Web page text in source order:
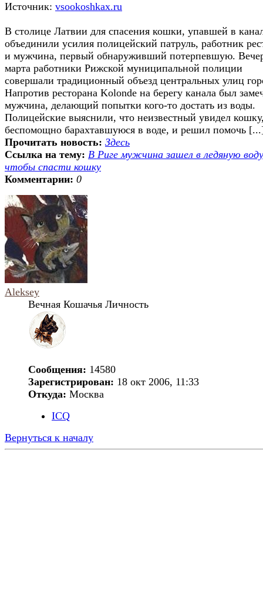
Источник: vsookoshkax.ru
В столице Латвии для спасения кошки, упавшей в
объединили усилия полицейский патруль, работник
и мужчина, первый обнаруживший потерпевшую.
марта работники Рижской муниципальной полиции
совершали традиционный объезд центральных улиц
Напротив ресторана Kolonde на берегу канала был
мужчина, делающий попытки кого-то достать из воды.
Полицейские выяснили, что неизвестный увидел
беспомощно барахтавшуюся в воде, и решил помочь
Прочитать новость: Здесь
Ссылка на тему: В Риге мужчина зашел в ледяную
чтобы спасти кошку
Комментарии: 0
Aleksey
Вечная Кошачья Личность
Сообщения: 14580
Зарегистрирован: 18 окт 2006, 11:33
Откуда: Москва
ICQ
Вернуться к началу